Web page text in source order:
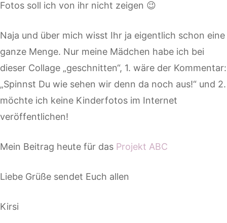
Fotos soll ich von ihr nicht zeigen 😉
Naja und über mich wisst Ihr ja eigentlich schon eine
ganze Menge. Nur meine Mädchen habe ich bei
dieser Collage „geschnitten“, 1. wäre der Kommentar:
„Spinnst Du wie sehen wir denn da noch aus!“ und 2.
möchte ich keine Kinderfotos im Internet
veröffentlichen!
Mein Beitrag heute für das Projekt ABC
Liebe Grüße sendet Euch allen
Kirsi